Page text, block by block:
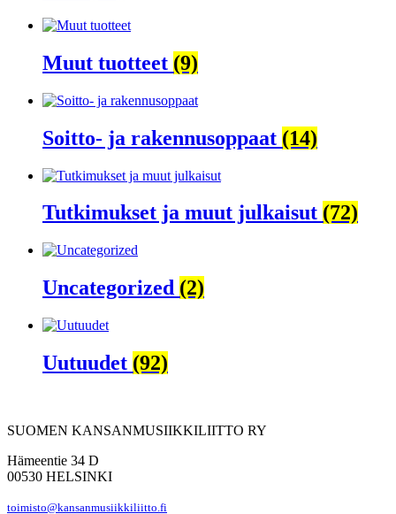
Muut tuotteet (9)
Soitto- ja rakennusoppaat (14)
Tutkimukset ja muut julkaisut (72)
Uncategorized (2)
Uutuudet (92)
SUOMEN KANSANMUSIIKKILIITTO RY
Hämeentie 34 D
00530 HELSINKI
toimisto@kansanmusiikkiliitto.fi